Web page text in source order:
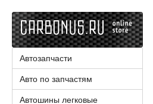
Автозапчасти
Авто по запчастям
Автошины легковые